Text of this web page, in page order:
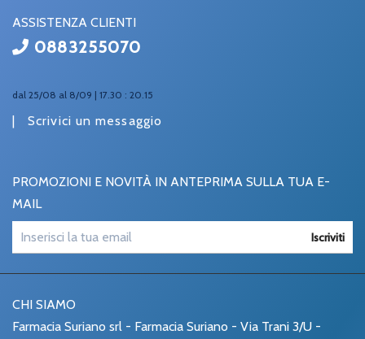
ASSISTENZA CLIENTI
0883255070
dal 25/08 al 8/09 | 17.30 : 20.15
| Scrivici un messaggio
PROMOZIONI E NOVITÀ IN ANTEPRIMA SULLA TUA E-
MAIL
Iscriviti
CHI SIAMO
Farmacia Suriano srl - Farmacia Suriano - Via Trani 3/U -